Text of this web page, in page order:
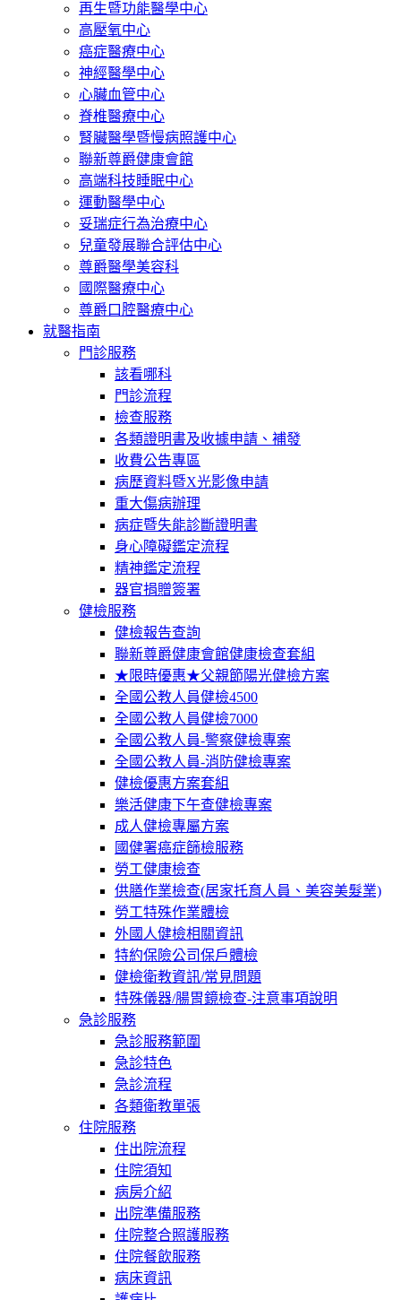
再生暨功能醫學中心
高壓氧中心
癌症醫療中心
神經醫學中心
心臟血管中心
脊椎醫療中心
腎臟醫學暨慢病照護中心
聯新尊爵健康會館
高端科技睡眠中心
運動醫學中心
妥瑞症行為治療中心
兒童發展聯合評估中心
尊爵醫學美容科
國際醫療中心
尊爵口腔醫療中心
就醫指南
門診服務
該看哪科
門診流程
檢查服務
各類證明書及收據申請、補發
收費公告專區
病歷資料暨X光影像申請
重大傷病辦理
病症暨失能診斷證明書
身心障礙鑑定流程
精神鑑定流程
器官捐贈簽署
健檢服務
健檢報告查詢
聯新尊爵健康會館健康檢查套組
★限時優惠★父親節陽光健檢方案
全國公教人員健檢4500
全國公教人員健檢7000
全國公教人員-警察健檢專案
全國公教人員-消防健檢專案
健檢優惠方案套組
樂活健康下午查健檢專案
成人健檢專屬方案
國健署癌症篩檢服務
勞工健康檢查
供膳作業檢查(居家托育人員、美容美髮業)
勞工特殊作業體檢
外國人健檢相關資訊
特約保險公司保戶體檢
健檢衛教資訊/常見問題
特殊儀器/腸胃鏡檢查-注意事項說明
急診服務
急診服務範圍
急診特色
急診流程
各類衛教單張
住院服務
住出院流程
住院須知
病房介紹
出院準備服務
住院整合照護服務
住院餐飲服務
病床資訊